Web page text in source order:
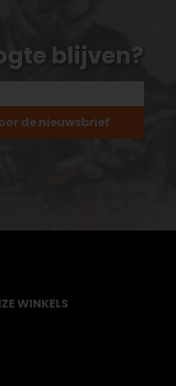
blijven?
de nieuwsbrief
WINKELS